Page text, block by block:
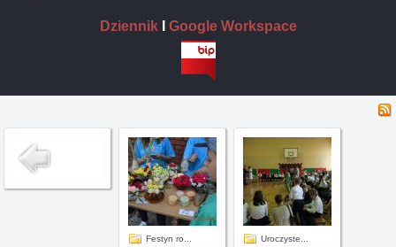
DziennikI Google Workspace
Festyn ro... Uroczyste...